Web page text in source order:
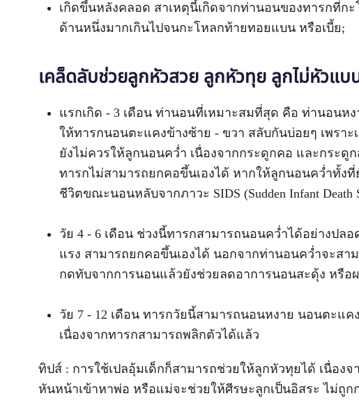
เกิดขึ้นหลังคลอด สาเหตุนี้เกิดจากท่านอนของทารกที่ก
ด้านหนึ่งมากเกินไปจนกะโหลกท้ายทอยแบน หรือเบี้ย;
เคล็ดลับช่วยลูกหัวสวย ลูกหัวทุย ลูกไม่หัวแบ
แรกเกิด - 3 เดือน ท่านอนที่เหมาะสมที่สุด คือ ท่านอน
ให้ทารกนอนตะแคงข้างซ้าย - ขวา สลับกันบ่อยๆ เพรา
ยังไม่ควรให้ลูกนอนคว่ำ เนื่องจากกระดูกคอ และกระดู
ทารกไม่สามารถยกคอขึ้นเองได้ หากให้ลูกนอนคว่ำทั้งที่
ชีวิตขณะนอนหลับจากภาวะ SIDS (Sudden Infant Death
วัย 4 - 6 เดือน ช่วงนี้ทารกสามารถนอนคว่ำได้อย่างปล
แรง สามารถยกคอขึ้นเองได้ นอกจากท่านอนคว่ำจะสา
กดทับจากการนอนแล้วยังช่วยลดอาการนอนสะดุ้ง หรือ
วัย 7 - 12 เดือน ทารกวัยนี้สามารถนอนหงาย นอนตะแ
เนื่องจากทารกสามารถพลิกตัวได้แล้ว
ทิปส์ : การใช้เปลอุ้มเด็กก็สามารถช่วยให้ลูกหัวทุยได้ เนื่องจ
หันหน้าเข้าหาพ่อ หรือแม่จะช่วยให้ศีรษะลูกเป็นอิสระ ไม่ถูก